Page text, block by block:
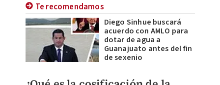
Te recomendamos
Diego Sinhue buscará
acuerdo con AMLO para
dotar de agua a
Guanajuato antes del fin
de sexenio